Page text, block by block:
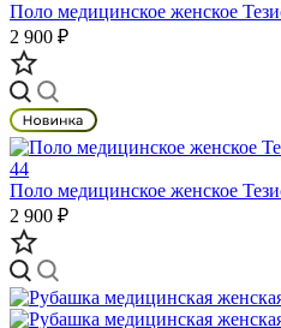
Поло медицинское женское
2 900 ₽
Поло медицинское женское
2 900 ₽